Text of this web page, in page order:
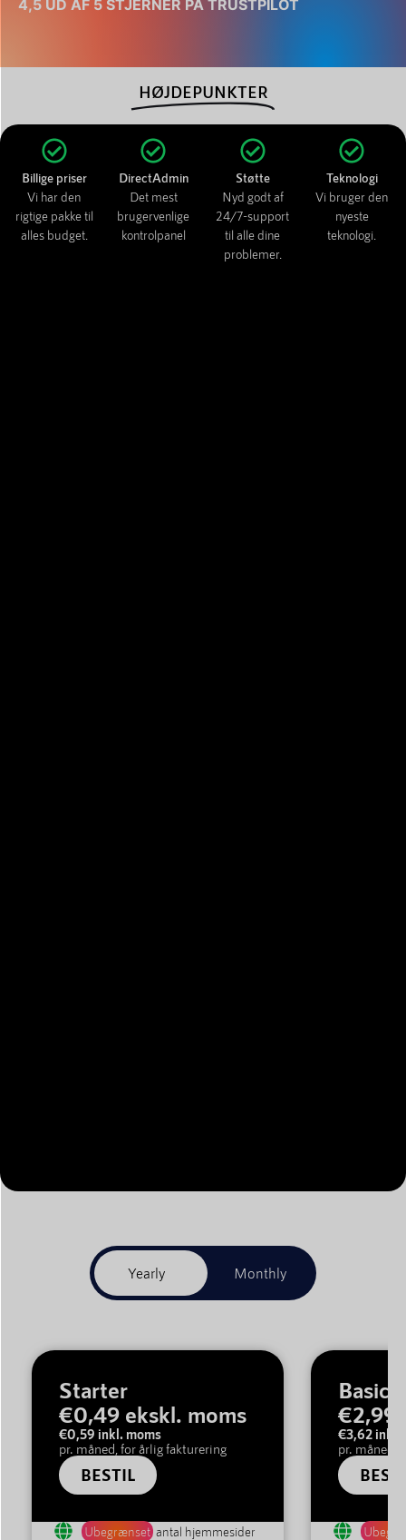
4,5 UD AF 5 STJERNER PÅ TRUSTPILOT
Billige priser
Vi har den
rigtige pakke til
alles budget.
DirectAdmin
Det mest
brugervenlige
kontrolpanel
Støtte
Nyd godt af
24/7-support
til alle dine
problemer.
Teknologi
Vi bruger den
nyeste
teknologi.
HØJDEPUNKTER
Starter
€0,49 ekskl. moms
€0,59 inkl. moms
pr. måned, for årlig fakturering
BESTIL
Ubegrænset antal hjemmesider
Basic
€2,99
€3,62 inkl.
pr. måned,